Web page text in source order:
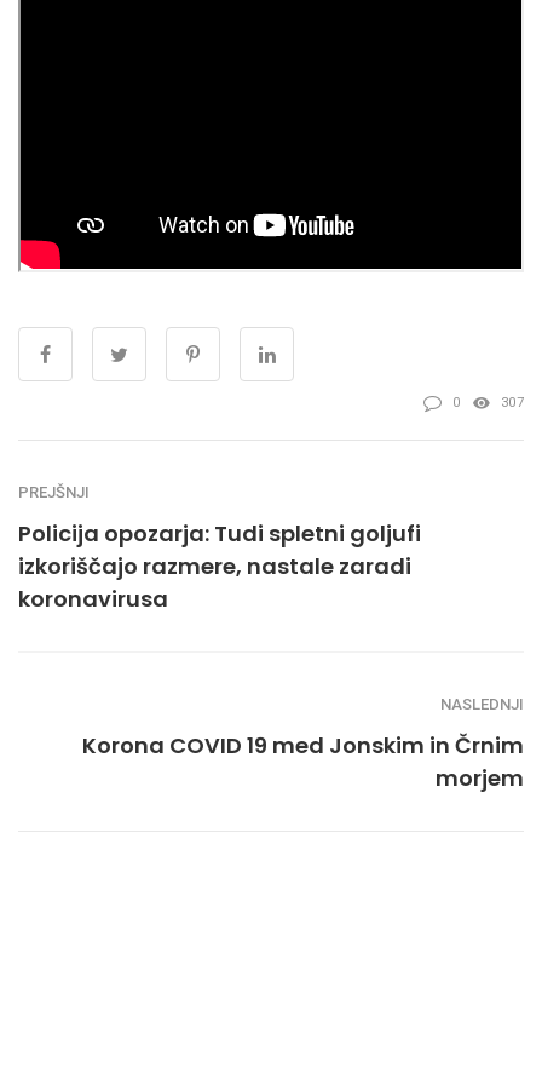
0 307
PREJŠNJI
Policija opozarja: Tudi spletni goljufi
izkoriščajo razmere, nastale zaradi
koronavirusa
NASLEDNJI
Korona COVID 19 med Jonskim in Črnim
morjem